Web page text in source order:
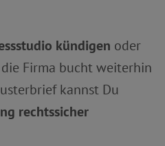
kündigen oder
die Firma bucht weiterhin
kannst Du
rechtssicher